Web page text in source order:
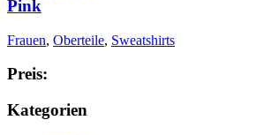
Pink
Frauen, Oberteile, Sweatshirts
Preis:
Kategorien